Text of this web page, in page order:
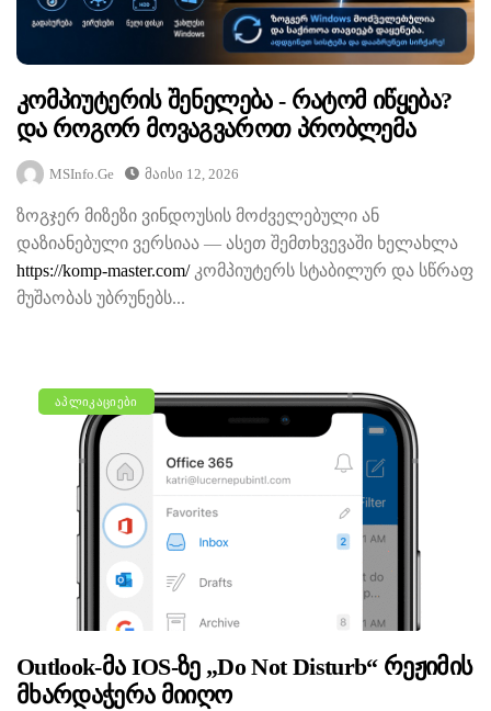
Კომპიუტერის Შენელება - Რატომ Იწყება?
Და Როგორ Მოვაგვაროთ Პრობლემა
MSInfo.ge Მაისი 12, 2026
ზოგჯერ მიზეზი ვინდოუსის მოძველებული ან
დაზიანებული ვერსიაა — ასეთ შემთხვევაში ხელახლა
https://komp-master.com/კომპიუტერს სტაბილურ და სწრაფ
მუშაობას უბრუნებს...
ᲐᲞᲚᲘᲙᲐᲪᲘᲔᲑᲘ
Outlook-Მა IOS-Ზე „Do Not Disturb“ Რეჟიმის
Მხარდაჭერა Მიიღო